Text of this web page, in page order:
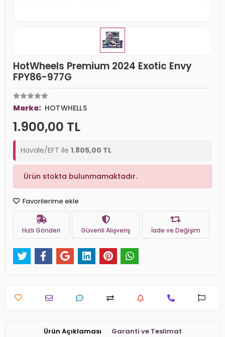
HotWheels Premium 2024 Exotic Envy
FPY86-977G
Marka: HOTWHELLS
1.900,00 TL
Havale/EFT ile 1.805,00 TL
Ürün stokta bulunmamaktadır.
Favorilerime ekle
Hızlı Gönderi Güvenli Alışveriş İade ve Değişim
Ürün Açıklaması Garanti ve Teslimat